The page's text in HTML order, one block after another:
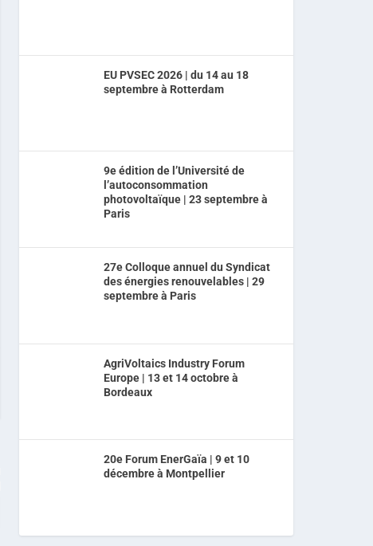
EU PVSEC 2026 | du 14 au 18
septembre à Rotterdam
9e édition de l’Université de
l’autoconsommation
photovoltaïque | 23 septembre à
Paris
27e Colloque annuel du Syndicat
des énergies renouvelables | 29
septembre à Paris
AgriVoltaics Industry Forum
Europe | 13 et 14 octobre à
Bordeaux
20e Forum EnerGaïa | 9 et 10
décembre à Montpellier